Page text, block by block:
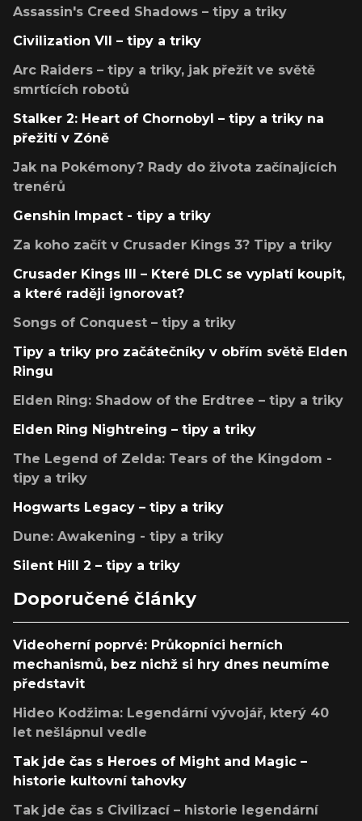
Assassin's Creed Shadows – tipy a triky
Civilization VII – tipy a triky
Arc Raiders – tipy a triky, jak přežít ve světě
smrtících robotů
Stalker 2: Heart of Chornobyl – tipy a triky na
přežití v Zóně
Jak na Pokémony? Rady do života začínajících
trenérů
Genshin Impact - tipy a triky
Za koho začít v Crusader Kings 3? Tipy a triky
Crusader Kings III – Které DLC se vyplatí koupit,
a které raději ignorovat?
Songs of Conquest – tipy a triky
Tipy a triky pro začátečníky v obřím světě Elden
Ringu
Elden Ring: Shadow of the Erdtree – tipy a triky
Elden Ring Nightreing – tipy a triky
The Legend of Zelda: Tears of the Kingdom -
tipy a triky
Hogwarts Legacy – tipy a triky
Dune: Awakening - tipy a triky
Silent Hill 2 – tipy a triky
Doporučené články
Videoherní poprvé: Průkopníci herních
mechanismů, bez nichž si hry dnes neumíme
představit
Hideo Kodžima: Legendární vývojář, který 40
let nešlápnul vedle
Tak jde čas s Heroes of Might and Magic –
historie kultovní tahovky
Tak jde čas s Civilizací – historie legendární